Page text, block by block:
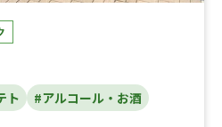
ミニシュークリーム、キャラメ
レモンソーダ、カルピス、コ
ヒー、本格ホットコーヒー、
韓国風☆チュロス (メープル)、
)、韓国風☆チュロス (プレー
ト #アルコール・お酒